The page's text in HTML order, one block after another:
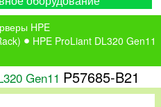
HPE
HPE ProLiant DL320 Gen11
Gen11 P57685-B21